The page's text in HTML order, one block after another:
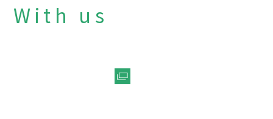
With us